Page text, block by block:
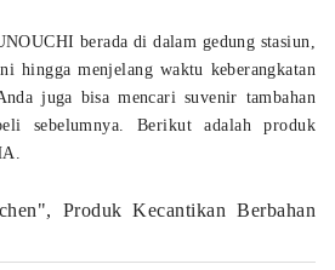
berada di dalam gedung stasiun,
hingga menjelang waktu keberangkatan
juga bisa mencari suvenir tambahan
sebelumnya. Berikut adalah produk
Produk Kecantikan Berbahan